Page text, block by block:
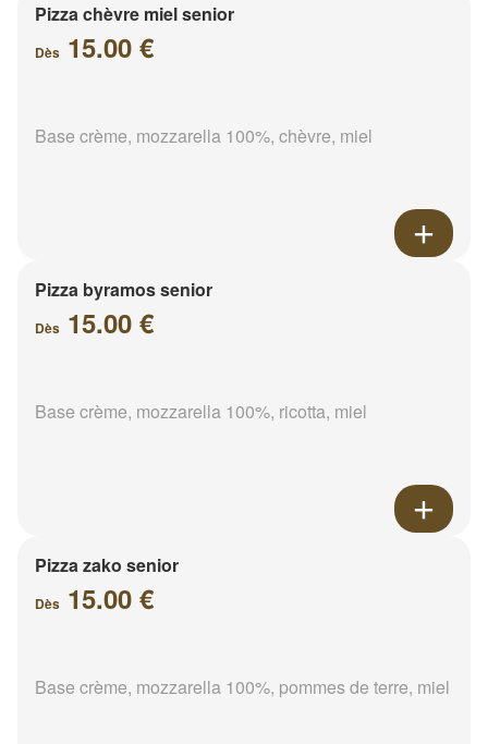
Pizza chèvre miel senior
Dès 15.00 €
Base crème, mozzarella 100%, chèvre, miel
Pizza byramos senior
Dès 15.00 €
Base crème, mozzarella 100%, ricotta, miel
Pizza zako senior
Dès 15.00 €
Base crème, mozzarella 100%, pommes de terre, miel